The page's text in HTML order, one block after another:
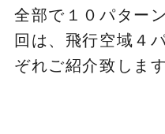
全部で１０パター
回は、飛行空域４
ぞれご紹介致します